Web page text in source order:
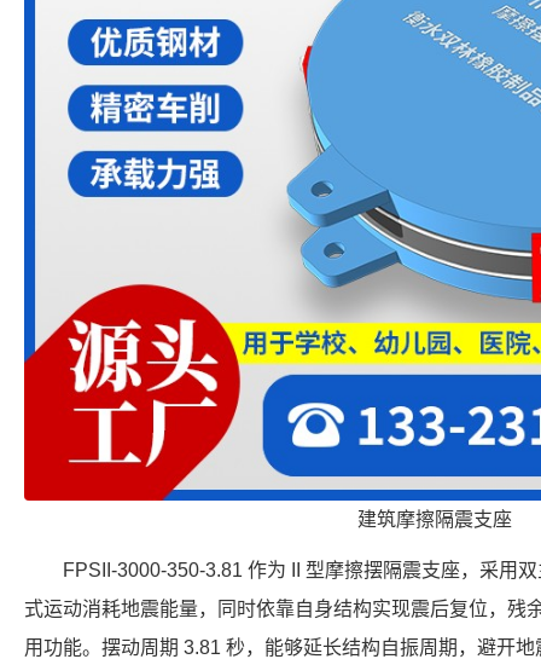
建筑摩擦隔震支座
FPSII-3000-350-3.81 作为 II 型摩擦摆隔震支座，采用
式运动消耗地震能量，同时依靠自身结构实现震后复位，残
用功能。摆动周期 3.81 秒，能够延长结构自振周期，避开